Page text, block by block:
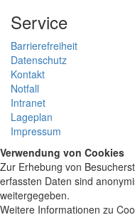
Service
Barrierefreiheit
Datenschutz
Kontakt
Notfall
Intranet
Lageplan
Impressum
Verwendung von Cookies
Zur Erhebung von
erfassten Daten sind
weitergegeben.
Weitere Informationen zu